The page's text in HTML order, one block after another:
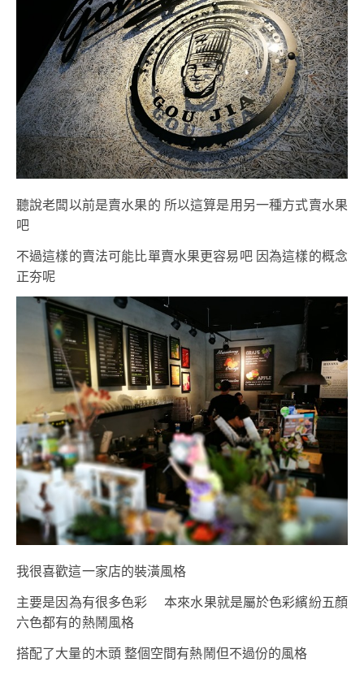
聽說老闆以前是賣水果的 所以這算是用另一種方式賣水果
吧
不過這樣的賣法可能比單賣水果更容易吧 因為這樣的概念
正夯呢
我很喜歡這一家店的裝潢風格
主要是因為有很多色彩 本來水果就是屬於色彩繽紛五顏
六色都有的熱鬧風格
搭配了大量的木頭 整個空間有熱鬧但不過份的風格